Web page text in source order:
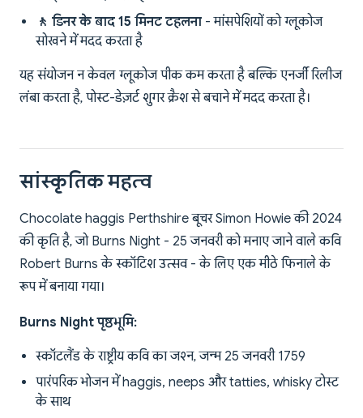
🚶 डिनर के बाद 15 मिनट टहलना - मांसपेशियों को ग्लूकोज
सोखने में मदद करता है
यह संयोजन न केवल ग्लूकोज पीक कम करता है बल्कि एनर्जी रिलीज
लंबा करता है, पोस्ट-डेज़र्ट शुगर क्रैश से बचाने में मदद करता है।
सांस्कृतिक महत्व
Chocolate haggis Perthshire बूचर Simon Howie की 2024
की कृति है, जो Burns Night - 25 जनवरी को मनाए जाने वाले कवि
Robert Burns के स्कॉटिश उत्सव - के लिए एक मीठे फिनाले के
रूप में बनाया गया।
Burns Night पृष्ठभूमि:
स्कॉटलैंड के राष्ट्रीय कवि का जश्न, जन्म 25 जनवरी 1759
पारंपरिक भोजन में haggis, neeps और tatties, whisky टोस्ट
के साथ